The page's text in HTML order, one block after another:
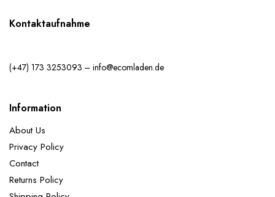
Kontaktaufnahme
(+47) 173 3253093 – info@ecomladen.de
Information
About Us
Privacy Policy
Contact
Returns Policy